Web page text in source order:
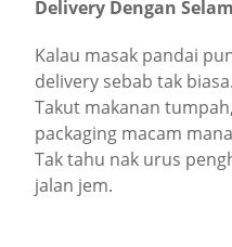
Delivery Dengan
Kalau masak pandai
delivery sebab tak biasa.
Takut makanan
packaging macam
Tak tahu nak urus
jalan jem.